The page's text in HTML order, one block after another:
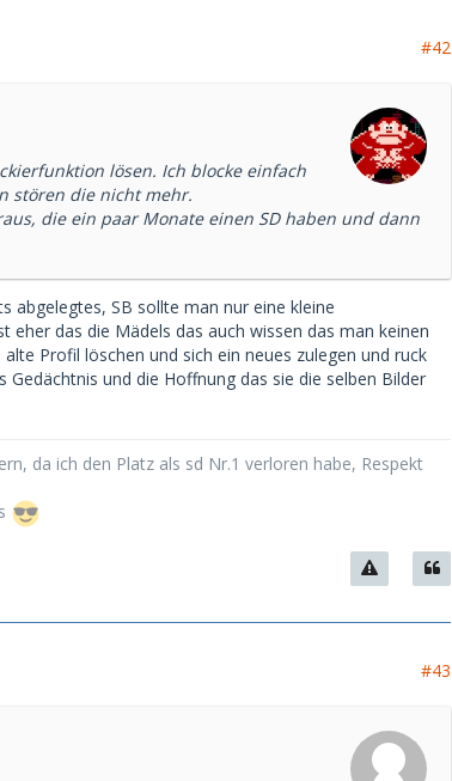
#42
lösen. Ich blocke einfach
stören die nicht mehr.
die ein paar Monate einen SD haben und dann
abgelegtes, SB sollte man nur eine kleine
eher das die Mädels das auch wissen das man keinen
Profil löschen und sich ein neues zulegen und ruck
Gedächtnis und die Hoffnung das sie die selben Bilder
da ich den Platz als sd Nr.1 verloren habe, Respekt
#43